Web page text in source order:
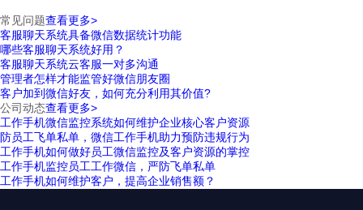
常见问题查看更多>
客服聊天系统具备微信数据统计功能
哪些客服聊天系统好用？
客服聊天系统云客服一对多沟通
管理者怎样才能监管好微信朋友圈
客户加到微信好友，如何充分利用其价值?
公司动态查看更多>
工作手机微信监控系统如何维护企业核心客户资源
防员工飞单私单，微信工作手机助力预防违规行为
工作手机如何做好员工微信监控及客户资源的掌控
工作手机监控员工工作微信，严防飞单私单
工作手机如何维护客户，提高企业销售额？